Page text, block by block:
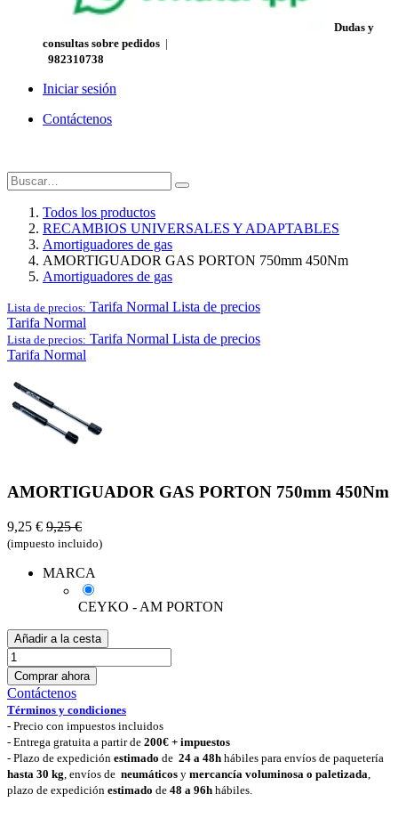
Dudas y
consultas sobre pedidos |
982310738
Iniciar sesión
Contáctenos
Todos los productos
RECAMBIOS UNIVERSALES Y ADAPTABLES
Amortiguadores de gas
AMORTIGUADOR GAS PORTON 750mm 450Nm
Amortiguadores de gas
Lista de precios: Tarifa Normal Lista de precios
Tarifa Normal
Lista de precios: Tarifa Normal Lista de precios
Tarifa Normal
AMORTIGUADOR GAS PORTON 750mm 450Nm
9,25 € 9,25€
(impuesto incluido)
MARCA
CEYKO - AM PORTON
Añadir a la cesta
Comprar ahora
Contáctenos
Términos y condiciones
- Precio con impuestos incluidos
- Entrega gratuita a partir de 200€ + impuestos
- Plazo de expedición estimado de 24 a 48h hábiles para envíos de paquetería
hasta 30 kg, envíos de neumáticos y mercancía voluminosa o paletizada,
plazo de expedición estimado de 48 a 96h hábiles.